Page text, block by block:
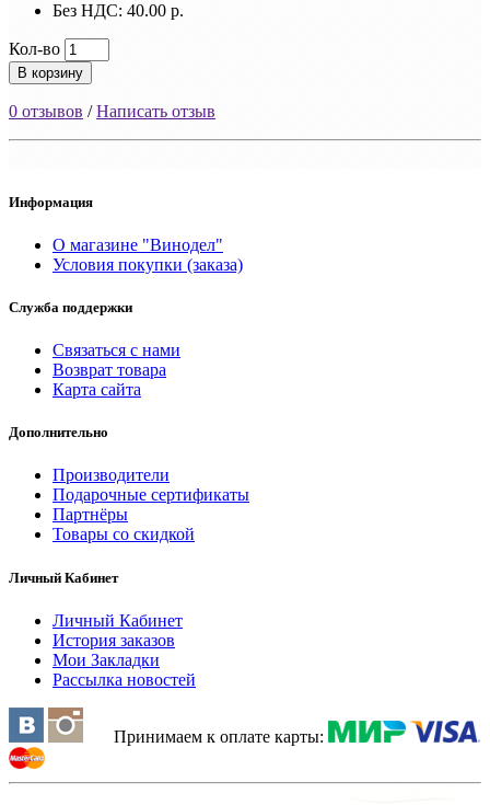
Без НДС: 40.00 р.
Кол-во
В корзину
0 отзывов /Написать отзыв
Информация
О магазине "Винодел"
Условия покупки (заказа)
Служба поддержки
Связаться с нами
Возврат товара
Карта сайта
Дополнительно
Производители
Подарочные сертификаты
Партнёры
Товары со скидкой
Личный Кабинет
Личный Кабинет
История заказов
Мои Закладки
Рассылка новостей
Принимаем к оплате карты: